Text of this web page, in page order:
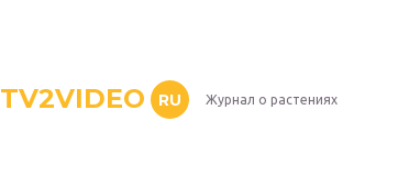
TV2VIDEO RU Журнал о растениях